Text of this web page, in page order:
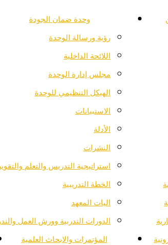
وحدة ضمان الجودة
رؤية ورسالة الوحدة
اللائحة الداخلية
مجلس إدارة الوحدة
الهيكل التنظيمي للوحدة
الاستبيانات
الأدلة
النشرات
استراتيجية التدريس والتعلم
الخطة التدريبية
اليات المعهد
الدورات التدربية وورش العمل
المؤتمرات والابحاث العلمية